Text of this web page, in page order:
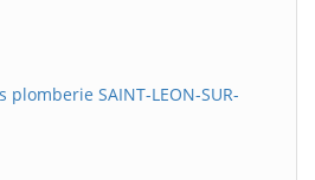
SAINT-LEON-SUR-